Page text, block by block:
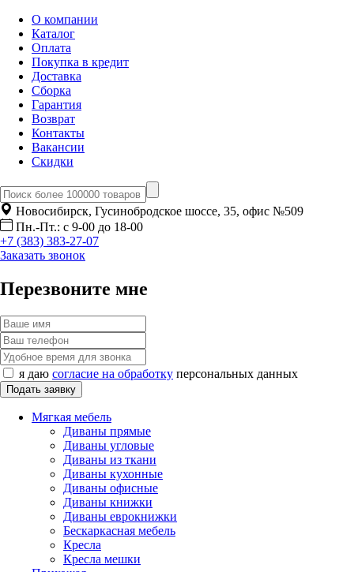
О компании
Каталог
Оплата
Покупка в кредит
Доставка
Сборка
Гарантия
Возврат
Контакты
Вакансии
Скидки
Новосибирск, Гусинобродское шоссе, 35, офис №509
Пн.-Пт.: с 9-00 до 18-00
+7 (383) 383-27-07
Заказать звонок
Перезвоните мне
я даю согласие на обработку персональных данных
Мягкая мебель
Диваны прямые
Диваны угловые
Диваны из ткани
Диваны кухонные
Диваны офисные
Диваны книжки
Диваны еврокнижки
Бескаркасная мебель
Кресла
Кресла мешки